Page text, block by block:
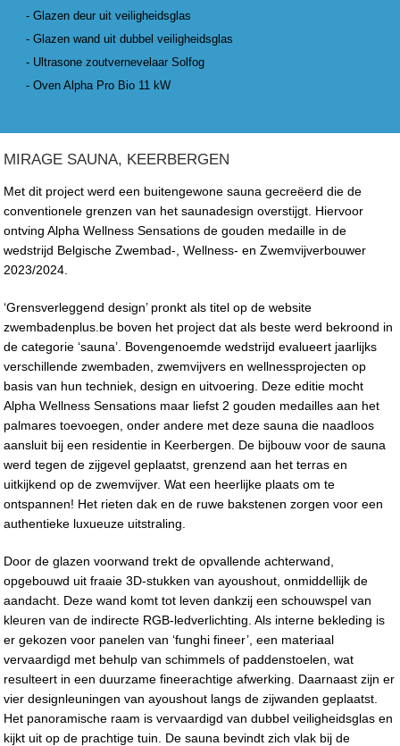
- Glazen deur uit veiligheidsglas
- Glazen wand uit dubbel veiligheidsglas
- Ultrasone zoutvernevelaar Solfog
- Oven Alpha Pro Bio 11 kW
MIRAGE SAUNA, KEERBERGEN
Met dit project werd een buitengewone sauna gecreëerd die de
conventionele grenzen van het saunadesign overstijgt. Hiervoor
ontving Alpha Wellness Sensations de gouden medaille in de
wedstrijd Belgische Zwembad-, Wellness- en Zwemvijverbouwer
2023/2024.
‘Grensverleggend design’ pronkt als titel op de website
zwembadenplus.be boven het project dat als beste werd bekroond in
de categorie ‘sauna’. Bovengenoemde wedstrijd evalueert jaarlijks
verschillende zwembaden, zwemvijvers en wellnessprojecten op
basis van hun techniek, design en uitvoering. Deze editie mocht
Alpha Wellness Sensations maar liefst 2 gouden medailles aan het
palmares toevoegen, onder andere met deze sauna die naadloos
aansluit bij een residentie in Keerbergen. De bijbouw voor de sauna
werd tegen de zijgevel geplaatst, grenzend aan het terras en
uitkijkend op de zwemvijver. Wat een heerlijke plaats om te
ontspannen! Het rieten dak en de ruwe bakstenen zorgen voor een
authentieke luxueuze uitstraling.
Door de glazen voorwand trekt de opvallende achterwand,
opgebouwd uit fraaie 3D-stukken van ayoushout, onmiddellijk de
aandacht. Deze wand komt tot leven dankzij een schouwspel van
kleuren van de indirecte RGB-ledverlichting. Als interne bekleding is
er gekozen voor panelen van ‘funghi fineer’, een materiaal
vervaardigd met behulp van schimmels of paddenstoelen, wat
resulteert in een duurzame fineerachtige afwerking. Daarnaast zijn er
vier designleuningen van ayoushout langs de zijwanden geplaatst.
Het panoramische raam is vervaardigd van dubbel veiligheidsglas en
kijkt uit op de prachtige tuin. De sauna bevindt zich vlak bij de